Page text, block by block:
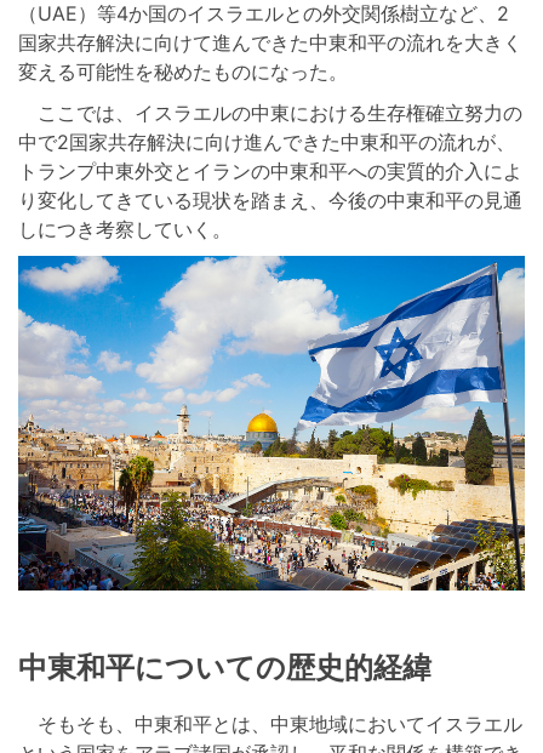
（UAE）等4か国のイスラエルとの外交関係樹立など、2
国家共存解決に向けて進んできた中東和平の流れを大きく
変える可能性を秘めたものになった。
ここでは、イスラエルの中東における生存権確立努力の
中で2国家共存解決に向け進んできた中東和平の流れが、
トランプ中東外交とイランの中東和平への実質的介入によ
り変化してきている現状を踏まえ、今後の中東和平の見通
しにつき考察していく。
中東和平についての歴史的経緯
そもそも、中東和平とは、中東地域においてイスラエル